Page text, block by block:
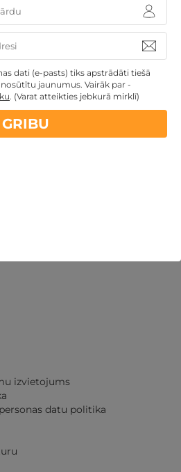
atmaksas garantija
izmēģinātsunpārbaudīts
izvietojums
datu politika
dati (e-pasts) tiks apstrādāti tiešā
jaunumus. Vairāk par -
. (Varat atteikties jebkurā mirklī)
GRIBU